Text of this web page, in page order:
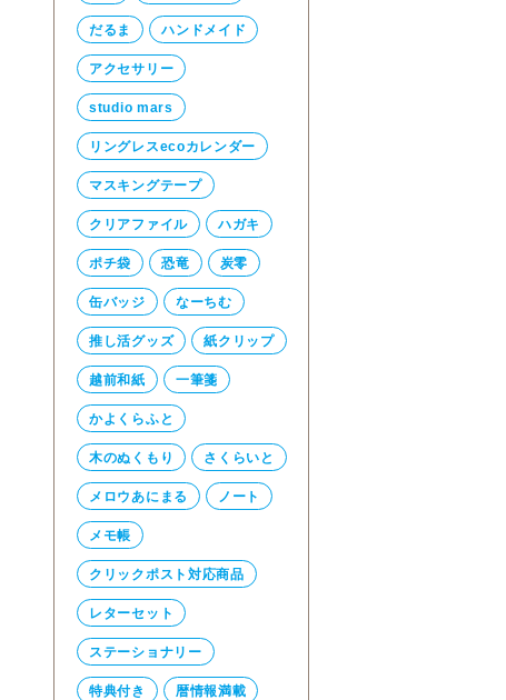
だるま ハンドメイド
アクセサリー
studio mars
リングレスecoカレンダー
マスキングテープ
クリアファイル ハガキ
ポチ袋 恐竜 炭零
缶バッジ なーちむ
推し活グッズ 紙クリップ
越前和紙 一筆箋
かよくらふと
木のぬくもり さくらいと
メロウあにまる ノート
メモ帳
クリックポスト対応商品
レターセット
ステーショナリー
特典付き 暦情報満載